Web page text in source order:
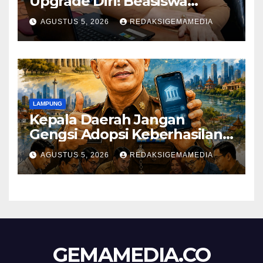
Pemkot Bandar Lampung
Antar Kuliah S2 Jalur RPL
Magister Manajemen IIB
Darmajaya
AGUSTUS 5, 2026 REDAKSIGEMAMEDIA
LAMPUNG
Kepala Daerah Jangan
Gengsi Adopsi Keberhasilan
Daerah Lain
AGUSTUS 5, 2026 REDAKSIGEMAMEDIA
GEMAMEDIA.CO